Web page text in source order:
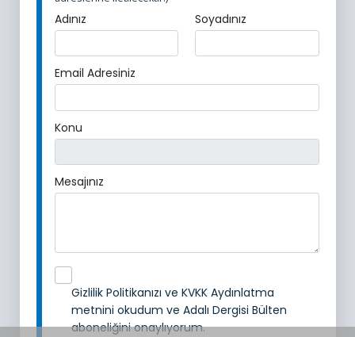
Adınız Soyadınız
Email Adresiniz
Konu
Mesajınız
Gizlilik Politikanızı ve KVKK Aydınlatma
metnini okudum ve Adalı Dergisi Bülten
aboneliğini onaylıyorum.